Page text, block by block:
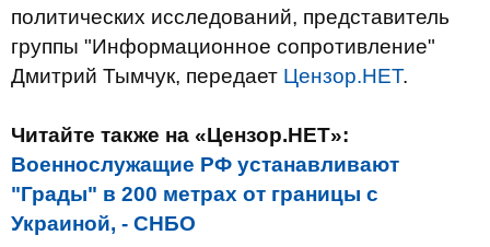
политических исследований, представитель
группы "Информационное сопротивление"
Дмитрий Тымчук, передает Цензор.НЕТ.
Читайте также на «Цензор.НЕТ»:
Военнослужащие РФ устанавливают
"Грады" в 200 метрах от границы с
Украиной, - СНБО